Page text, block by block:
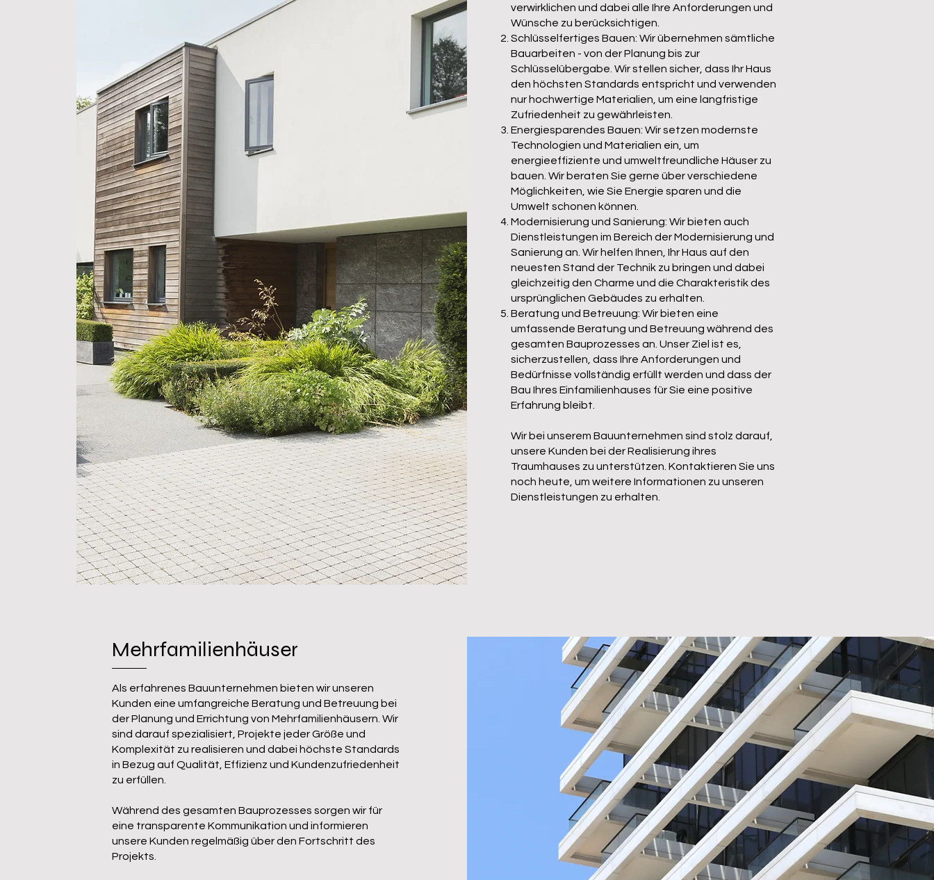
verwirklichen und dabei alle Ihre Anforderungen und
Wünsche zu berücksichtigen.
Schlüsselfertiges Bauen: Wir übernehmen sämtliche
Bauarbeiten - von der Planung bis zur
Schlüsselübergabe. Wir stellen sicher, dass Ihr Haus
den höchsten Standards entspricht und verwenden
nur hochwertige Materialien, um eine langfristige
Zufriedenheit zu gewährleisten.
Energiesparendes Bauen: Wir setzen modernste
Technologien und Materialien ein, um
energieeffiziente und umweltfreundliche Häuser zu
bauen. Wir beraten Sie gerne über verschiedene
Möglichkeiten, wie Sie Energie sparen und die
Umwelt schonen können.
Modernisierung und Sanierung: Wir bieten auch
Dienstleistungen im Bereich der Modernisierung und
Sanierung an. Wir helfen Ihnen, Ihr Haus auf den
neuesten Stand der Technik zu bringen und dabei
gleichzeitig den Charme und die Charakteristik des
ursprünglichen Gebäudes zu erhalten.
Beratung und Betreuung: Wir bieten eine
umfassende Beratung und Betreuung während des
gesamten Bauprozesses an. Unser Ziel ist es,
sicherzustellen, dass Ihre Anforderungen und
Bedürfnisse vollständig erfüllt werden und dass der
Bau Ihres Einfamilienhauses für Sie eine positive
Erfahrung bleibt.
Wir bei unserem Bauunternehmen sind stolz darauf,
unsere Kunden bei der Realisierung ihres
Traumhauses zu unterstützen. Kontaktieren Sie uns
noch heute, um weitere Informationen zu unseren
Dienstleistungen zu erhalten.
Mehrfamilienhäuser
Als erfahrenes Bauunternehmen bieten wir unseren
Kunden eine umfangreiche Beratung und Betreuung bei
der Planung und Errichtung von Mehrfamilienhäusern. Wir
sind darauf spezialisiert, Projekte jeder Größe und
Komplexität zu realisieren und dabei höchste Standards
in Bezug auf Qualität, Effizienz und Kundenzufriedenheit
zu erfüllen.
Während des gesamten Bauprozesses sorgen wir für
eine transparente Kommunikation und informieren
unsere Kunden regelmäßig über den Fortschritt des
Projekts.